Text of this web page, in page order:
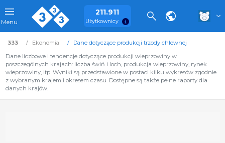
Menu
211.911
Użytkownicy
333 Ekonomia
Dane dotyczące produkcji trzody chlewnej
Dane liczbowe i tendencje dotyczące produkcji wieprzowiny w
poszczególnych krajach: liczba świń i loch, produkcja wieprzowiny, rynek
wieprzowiny, itp. Wyniki są przedstawione w postaci kilku wykresów zgodnie
z wybranym krajem i okresem czasu. Dostępne są także pełne raporty dla
danych krajów.